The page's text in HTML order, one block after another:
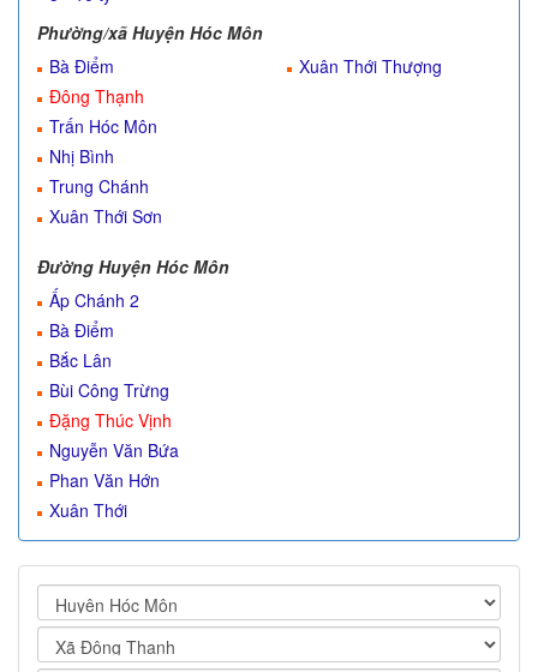
Phường/xã Huyện Hóc Môn
Bà Điểm
Đông Thạnh
Trấn Hóc Môn
Nhị Bình
Trung Chánh
Xuân Thới Sơn
Xuân Thới Thượng
Đường Huyện Hóc Môn
Ấp Chánh 2
Bà Điểm
Bắc Lân
Bùi Công Trừng
Đặng Thúc Vịnh
Nguyễn Văn Bứa
Phan Văn Hớn
Xuân Thới